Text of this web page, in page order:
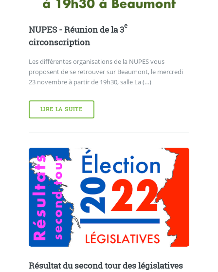
NUPES - Réunion de la 3e
circonscription
Les différentes organisations de la NUPES vous
proposent de se retrouver sur Beaumont, le mercredi
23 novembre à partir de 19h30, salle La (…)
LIRE LA SUITE
Résultat du second tour des législatives